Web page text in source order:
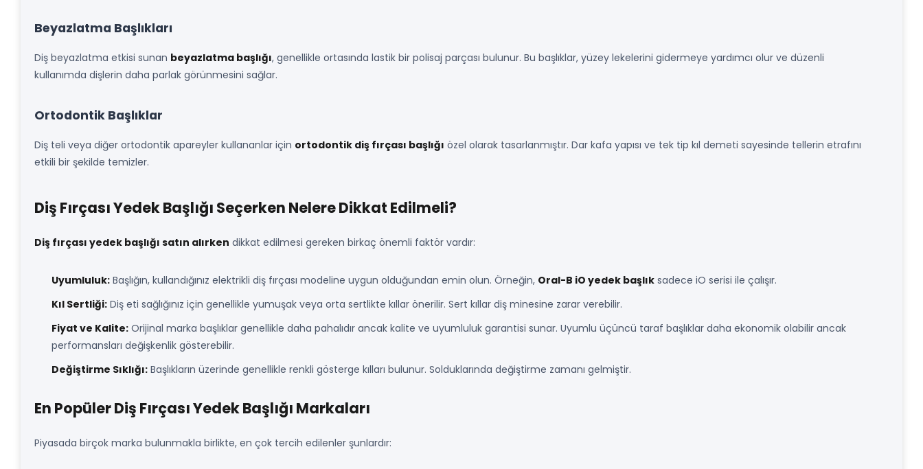
Beyazlatma Başlıkları
Diş beyazlatma etkisi sunan beyazlatma başlığı, genellikle ortasında lastik bir polisaj parçası bulunur. Bu başlıklar, yüzey lekelerini gidermeye yardımcı olur ve düzenli
kullanımda dişlerin daha parlak görünmesini sağlar.
Ortodontik Başlıklar
Diş teli veya diğer ortodontik apareyler kullananlar için ortodontik diş fırçası başlığı özel olarak tasarlanmıştır. Dar kafa yapısı ve tek tip kıl demeti sayesinde tellerin etrafını
etkili bir şekilde temizler.
Diş Fırçası Yedek Başlığı Seçerken Nelere Dikkat Edilmeli?
Diş fırçası yedek başlığı satın alırken dikkat edilmesi gereken birkaç önemli faktör vardır:
Uyumluluk: Başlığın, kullandığınız elektrikli diş fırçası modeline uygun olduğundan emin olun. Örneğin, Oral-B iO yedek başlık sadece iO serisi ile çalışır.
Kıl Sertliği: Diş eti sağlığınız için genellikle yumuşak veya orta sertlikte kıllar önerilir. Sert kıllar diş minesine zarar verebilir.
Fiyat ve Kalite: Orijinal marka başlıklar genellikle daha pahalıdır ancak kalite ve uyumluluk garantisi sunar. Uyumlu üçüncü taraf başlıklar daha ekonomik olabilir ancak
performansları değişkenlik gösterebilir.
Değiştirme Sıklığı: Başlıkların üzerinde genellikle renkli gösterge kılları bulunur. Solduklarında değiştirme zamanı gelmiştir.
En Popüler Diş Fırçası Yedek Başlığı Markaları
Piyasada birçok marka bulunmakla birlikte, en çok tercih edilenler şunlardır: